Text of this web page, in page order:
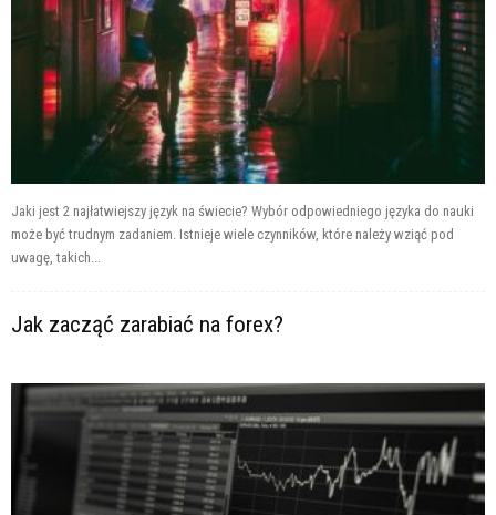
Jaki jest 2 najłatwiejszy język na świecie? Wybór odpowiedniego języka do nauki
może być trudnym zadaniem. Istnieje wiele czynników, które należy wziąć pod
uwagę, takich...
Jak zacząć zarabiać na forex?